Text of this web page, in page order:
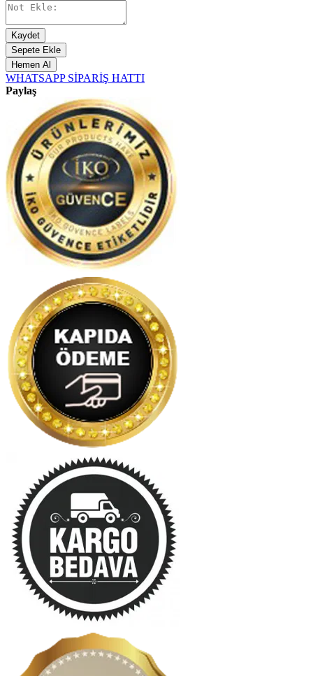
Kaydet
Sepete Ekle
Hemen Al
WHATSAPP SİPARİŞ HATTI
Paylaş